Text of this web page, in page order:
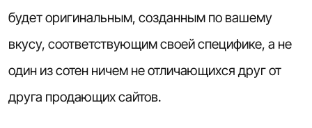
будет оригинальным, созданным по вашему
вкусу, соответствующим своей специфике, а не
один из сотен ничем не отличающихся друг от
друга продающих сайтов.